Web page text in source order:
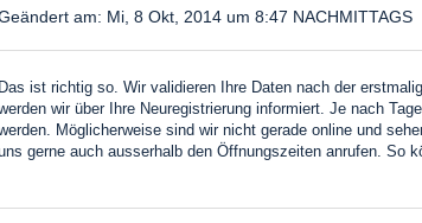
am: Mi, 8 Okt, 2014 um 8:47 NACHMITTAGS
Das ist richtig so. Wir validieren Ihre Daten nach der
wir über Ihre Neuregistrierung informiert. Je nach
Möglicherweise sind wir nicht gerade online und
gerne auch ausserhalb den Öffnungszeiten anrufen. So